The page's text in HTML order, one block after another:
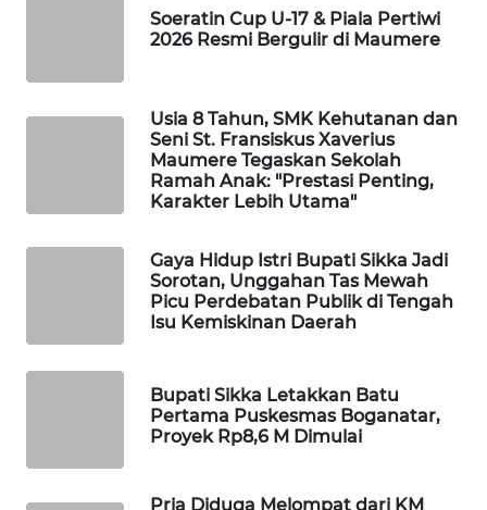
Soeratin Cup U-17 & Piala Pertiwi
2026 Resmi Bergulir di Maumere
Usia 8 Tahun, SMK Kehutanan dan
Seni St. Fransiskus Xaverius
Maumere Tegaskan Sekolah
Ramah Anak: "Prestasi Penting,
Karakter Lebih Utama"
Gaya Hidup Istri Bupati Sikka Jadi
Sorotan, Unggahan Tas Mewah
Picu Perdebatan Publik di Tengah
Isu Kemiskinan Daerah
Bupati Sikka Letakkan Batu
Pertama Puskesmas Boganatar,
Proyek Rp8,6 M Dimulai
Pria Diduga Melompat dari KM
Network
WALINKI